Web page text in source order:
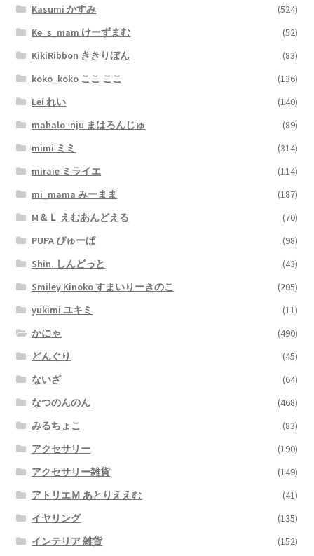
Kasumi かすみ
(524)
Ke_s_mam けーずまむ
(52)
KikiRibbon ききりぼん
(83)
koko_koko ここ ここ
(136)
Lei れい
(140)
mahalo_nju まはろんじゅ
(89)
mimi ミミ
(314)
miraie ミライエ
(114)
mi_mama みーまま
(187)
M＆Ｌ えむあんどえる
(70)
PUPA ぴゅーぱ
(98)
Shin. しんどっと
(43)
Smiley Kinoko すまいりーきのこ
(205)
yukimi ユキミ
(11)
かにゃ
(490)
どんぐり
(45)
ないざ
(64)
なつのんのん
(468)
みるちょこ
(83)
アクセサリー
(190)
アクセサリー雑貨
(149)
アトリエＭ あとりええむ
(41)
イヤリング
(135)
インテリア 雑貨
(152)